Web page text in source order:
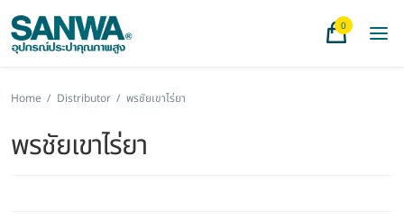
0
Home / Distributor / พรชัยเขาไร่ยา
พรชัยเขาไร่ยา